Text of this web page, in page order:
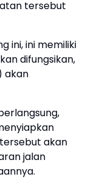
tersebut
ini, ini memiliki
difungsikan,
akan
akan
jalan